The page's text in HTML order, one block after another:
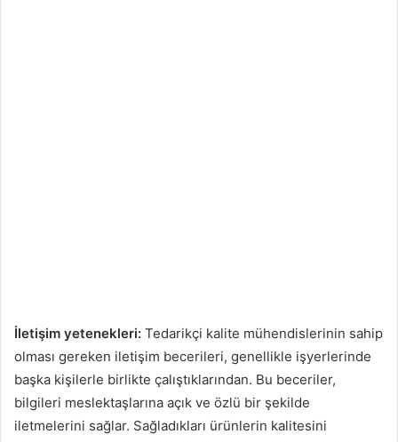
İletişim yetenekleri: Tedarikçi kalite mühendislerinin sahip
olması gereken iletişim becerileri, genellikle işyerlerinde
başka kişilerle birlikte çalıştıklarından. Bu beceriler,
bilgileri meslektaşlarına açık ve özlü bir şekilde
iletmelerini sağlar. Sağladıkları ürünlerin kalitesini